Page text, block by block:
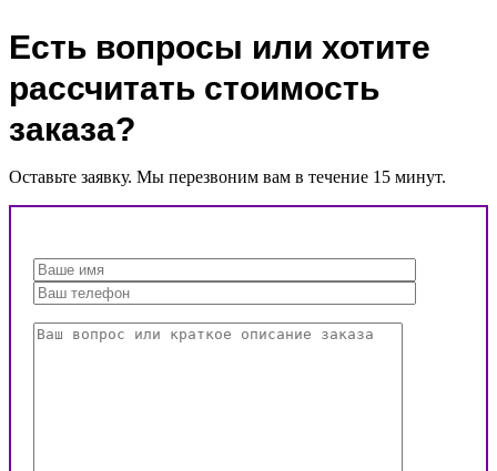
Есть вопросы или хотите
рассчитать стоимость
заказа?
Оставьте заявку. Мы перезвоним вам в течение 15 минут.